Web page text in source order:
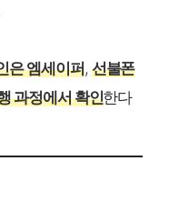
은 엠세이퍼, ​ 선불폰
과정에서 확인한다